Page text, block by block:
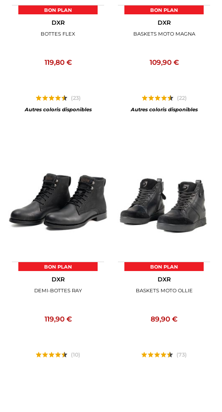
BON PLAN
DXR
BOTTES FLEX
119,80 €
(23)
Autres coloris disponibles
BON PLAN
DXR
BASKETS MOTO MAGNA
109,90 €
(22)
Autres coloris disponibles
BON PLAN
DXR
DEMI-BOTTES RAY
119,90 €
(10)
BON PLAN
DXR
BASKETS MOTO OLLIE
89,90 €
(73)